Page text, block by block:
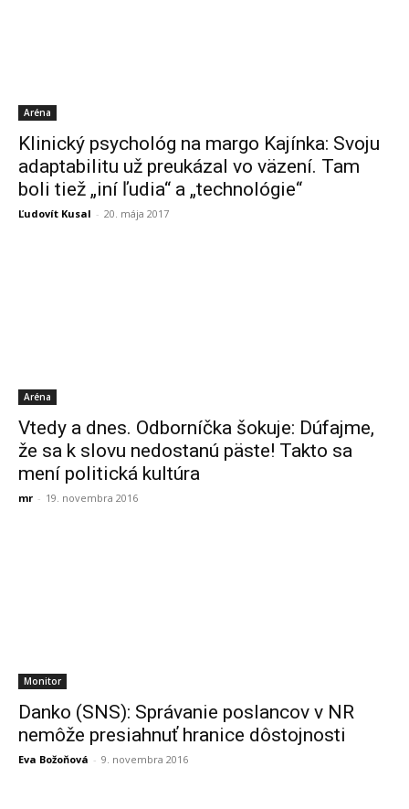
Aréna
Klinický psychológ na margo Kajínka: Svoju
adaptabilitu už preukázal vo väzení. Tam
boli tiež „iní ľudia“ a „technológie“
Ľudovít Kusal - 20. mája 2017
Aréna
Vtedy a dnes. Odborníčka šokuje: Dúfajme,
že sa k slovu nedostanú päste! Takto sa
mení politická kultúra
mr - 19. novembra 2016
Monitor
Danko (SNS): Správanie poslancov v NR
nemôže presiahnuť hranice dôstojnosti
Eva Božoňová - 9. novembra 2016